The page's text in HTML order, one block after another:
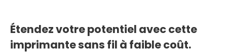
Étendez votre potentiel avec cette
imprimante sans fil à faible coût.